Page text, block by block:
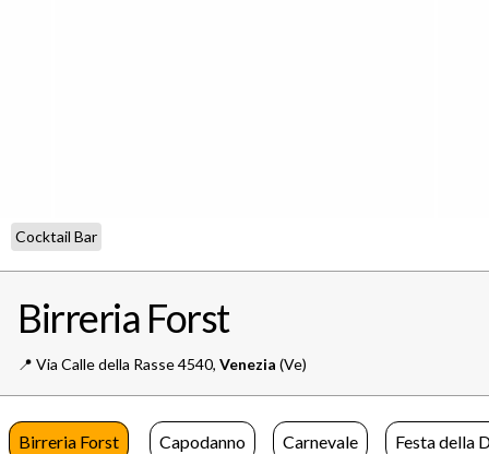
Cocktail Bar
Birreria Forst
📍️ Via Calle della Rasse 4540, Venezia (Ve)
Birreria Forst Capodanno Carnevale Festa della